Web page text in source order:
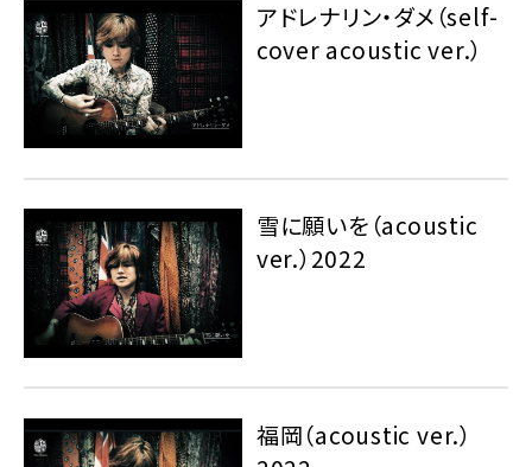
アドレナリン・ダメ（self-
cover acoustic ver.）
雪に願いを（acoustic
ver.）2022
福岡（acoustic ver.）